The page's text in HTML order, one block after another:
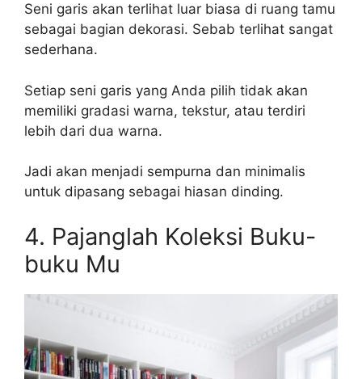
Seni garis akan terlihat luar biasa di ruang tamu
sebagai bagian dekorasi. Sebab terlihat sangat
sederhana.
Setiap seni garis yang Anda pilih tidak akan
memiliki gradasi warna, tekstur, atau terdiri
lebih dari dua warna.
Jadi akan menjadi sempurna dan minimalis
untuk dipasang sebagai hiasan dinding.
4. Pajanglah Koleksi Buku-
buku Mu